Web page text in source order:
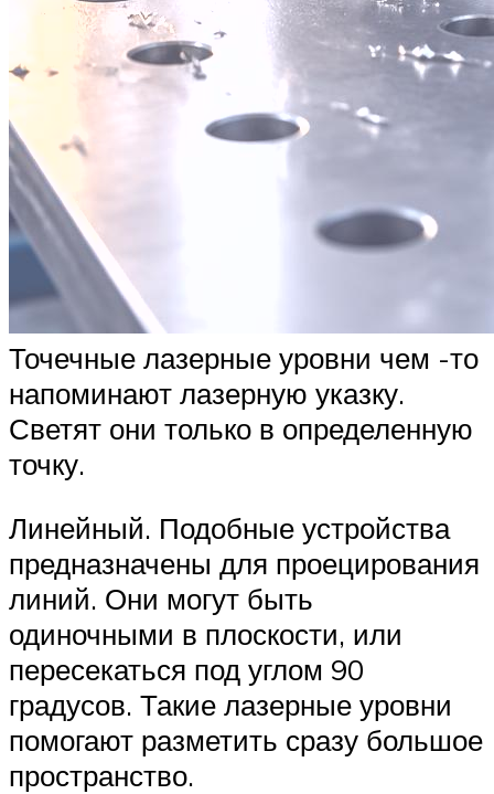
Точечные лазерные уровни чем -то
напоминают лазерную указку.
Светят они только в определенную
точку.
Линейный. Подобные устройства
предназначены для проецирования
линий. Они могут быть
одиночными в плоскости, или
пересекаться под углом 90
градусов. Такие лазерные уровни
помогают разметить сразу большое
пространство.